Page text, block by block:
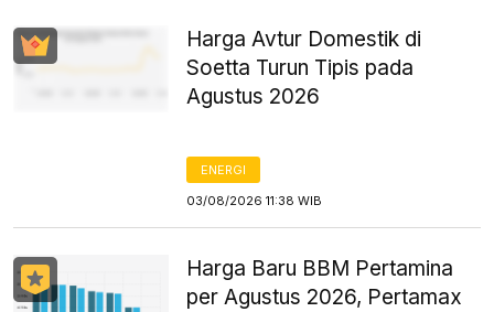
Harga Avtur Domestik di
Soetta Turun Tipis pada
Agustus 2026
ENERGI
03/08/2026 11:38 WIB
Harga Baru BBM Pertamina
per Agustus 2026, Pertamax